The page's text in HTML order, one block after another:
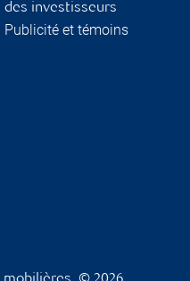
des investisseurs
Publicité et témoins